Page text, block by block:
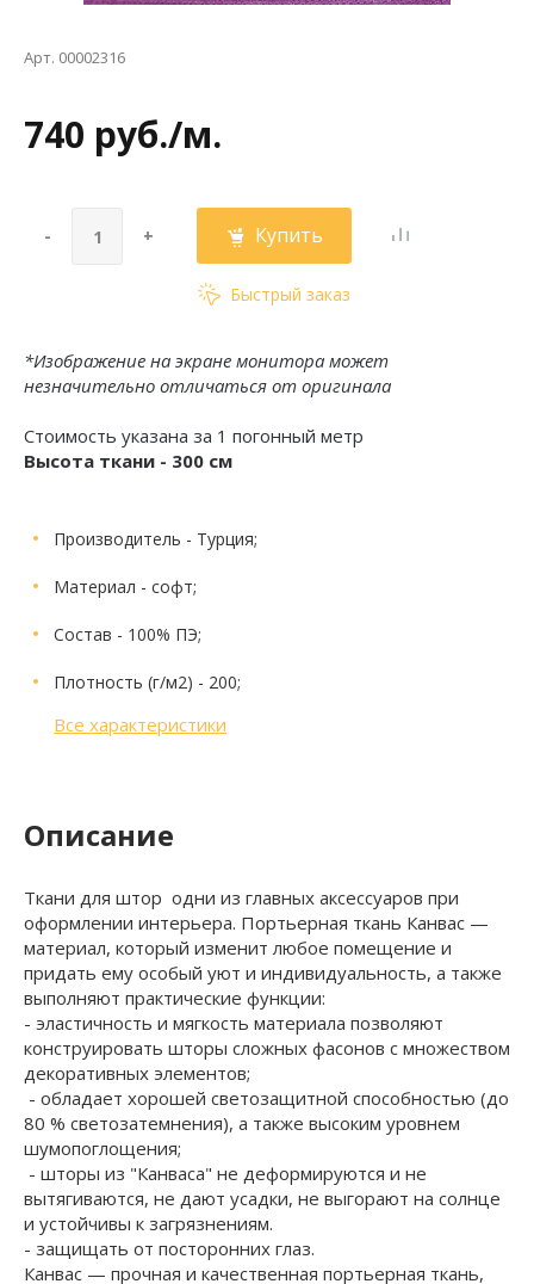
Арт. 00002316
740 руб./м.
- + Купить
Быстрый заказ
*Изображение на экране монитора может
незначительно отличаться от оригинала
Стоимость указана за 1 погонный метр
Высота ткани - 300 см
Производитель - Турция;
Материал - софт;
Состав - 100% ПЭ;
Плотность (г/м2) - 200;
Все характеристики
Описание
Ткани для штор одни из главных аксессуаров при
оформлении интерьера. Портьерная ткань Канвас —
материал, который изменит любое помещение и
придать ему особый уют и индивидуальность, а также
выполняют практические функции:
- эластичность и мягкость материала позволяют
конструировать шторы сложных фасонов с множеством
декоративных элементов;
- обладает хорошей светозащитной способностью (до
80 % светозатемнения), а также высоким уровнем
шумопоглощения;
- шторы из "Канваса" не деформируются и не
вытягиваются, не дают усадки, не выгорают на солнце
и устойчивы к загрязнениям.
- защищать от посторонних глаз.
Канвас — прочная и качественная портьерная ткань,